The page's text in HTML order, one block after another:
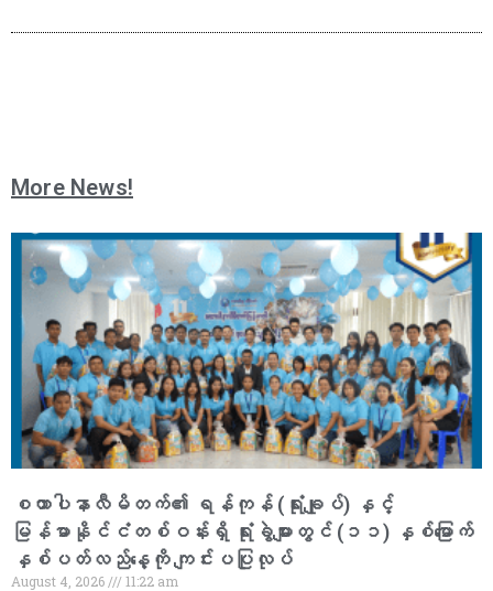
More News!
စထာပါနာလီမိတက်၏ ရန်ကုန် (ရုံးချုပ်) နှင့်
မြန်မာနိုင်ငံတစ်ဝန်းရှိ ရုံးခွဲများတွင် (၁၁) နှစ်မြောက်
နှစ်ပတ်လည်နေ့ကို ကျင်းပပြုလုပ်
August 4, 2026 11:22 am